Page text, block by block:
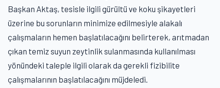
Başkan Aktaş, tesisle ilgili gürültü ve koku şikayetleri
üzerine bu sorunların minimize edilmesiyle alakalı
çalışmaların hemen başlatılacağını belirterek, arıtmadan
çıkan temiz suyun zeytinlik sulanmasında kullanılması
yönündeki taleple ilgili olarak da gerekli fizibilite
çalışmalarının başlatılacağını müjdeledi.